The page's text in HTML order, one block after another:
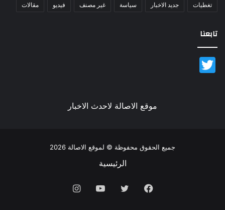
تغطيات جديد الاخبار سياسة غير مصنف فيديو مقالات
تابعنا
موقع الاصالة لاحدث الاخبار
جميع الحقوق محفوظة © لموقع الاصالة 2026
الرئيسية
فيسبوك تويتر يوتيوب